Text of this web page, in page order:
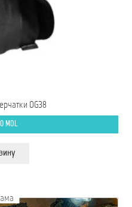
OG38
MDL